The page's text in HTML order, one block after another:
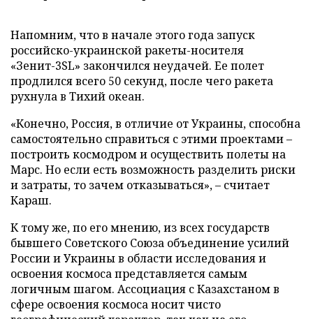
Напомним, что в начале этого года запуск
российско-украинской ракеты-носителя
«Зенит-3SL» закончился неудачей. Ее полет
продлился всего 50 секунд, после чего ракета
рухнула в Тихий океан.
«Конечно, Россия, в отличие от Украины, способна
самостоятельно справиться с этими проектами –
построить космодром и осуществить полеты на
Марс. Но если есть возможность разделить риски
и затраты, то зачем отказываться», – считает
Караш.
К тому же, по его мнению, из всех государств
бывшего Советского Союза объединение усилий
России и Украины в области исследования и
освоения космоса представляется самым
логичным шагом. Ассоциация с Казахстаном в
сфере освоения космоса носит чисто